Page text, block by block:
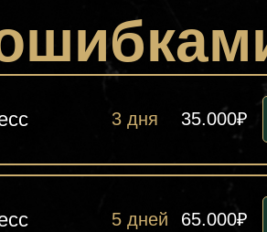
5 дней 65.000₽
3 дня 35.000₽